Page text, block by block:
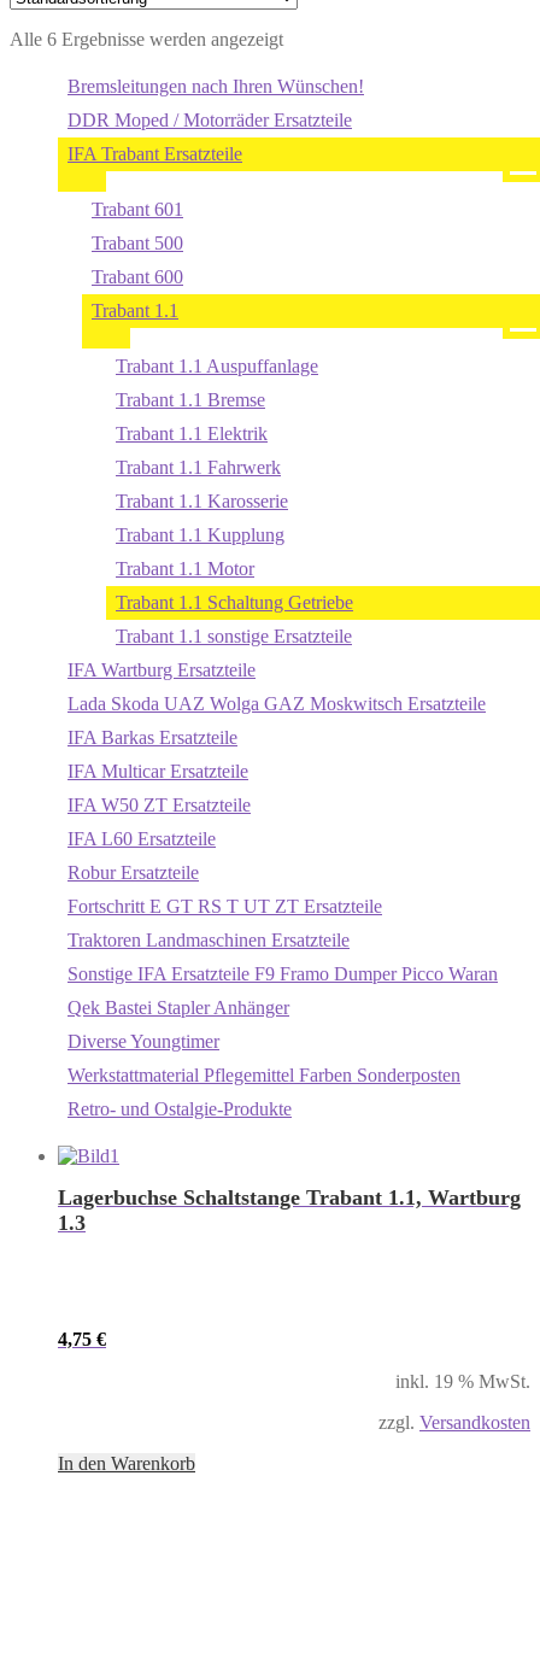
Alle 6 Ergebnisse werden angezeigt
Bremsleitungen nach Ihren Wünschen!
DDR Moped / Motorräder Ersatzteile
IFA Trabant Ersatzteile
Trabant 601
Trabant 500
Trabant 600
Trabant 1.1
Trabant 1.1 Auspuffanlage
Trabant 1.1 Bremse
Trabant 1.1 Elektrik
Trabant 1.1 Fahrwerk
Trabant 1.1 Karosserie
Trabant 1.1 Kupplung
Trabant 1.1 Motor
Trabant 1.1 Schaltung Getriebe
Trabant 1.1 sonstige Ersatzteile
IFA Wartburg Ersatzteile
Lada Skoda UAZ Wolga GAZ Moskwitsch Ersatzteile
IFA Barkas Ersatzteile
IFA Multicar Ersatzteile
IFA W50 ZT Ersatzteile
IFA L60 Ersatzteile
Robur Ersatzteile
Fortschritt E GT RS T UT ZT Ersatzteile
Traktoren Landmaschinen Ersatzteile
Sonstige IFA Ersatzteile F9 Framo Dumper Picco Waran
Qek Bastei Stapler Anhänger
Diverse Youngtimer
Werkstattmaterial Pflegemittel Farben Sonderposten
Retro- und Ostalgie-Produkte
Lagerbuchse Schaltstange Trabant 1.1, Wartburg
1.3
4,75 €
inkl. 19 % MwSt.
zzgl. Versandkosten
In den Warenkorb